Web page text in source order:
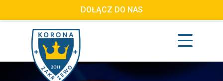
DOŁĄCZ DO NAS